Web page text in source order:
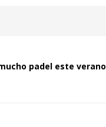
padel este verano